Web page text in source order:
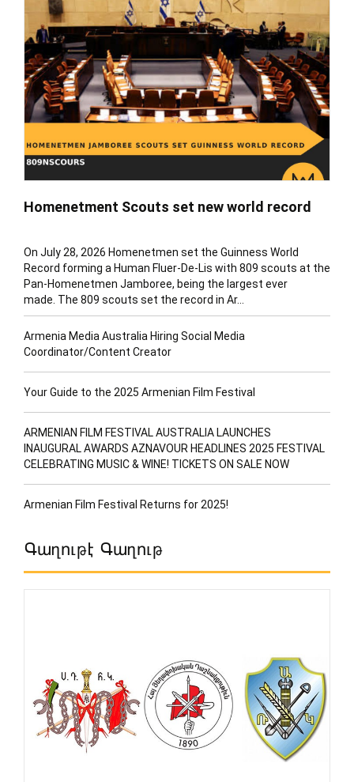
Homenetment Scouts set new world record
On July 28, 2026 Homenetmen set the Guinness World
Record forming a Human Fluer-De-Lis with 809 scouts at the
Pan-Homenetmen Jamboree, being the largest ever
made. The 809 scouts set the record in Ar...
Armenia Media Australia Hiring Social Media
Coordinator/Content Creator
Your Guide to the 2025 Armenian Film Festival
ARMENIAN FILM FESTIVAL AUSTRALIA LAUNCHES
INAUGURAL AWARDS AZNAVOUR HEADLINES 2025 FESTIVAL
CELEBRATING MUSIC & WINE! TICKETS ON SALE NOW
Armenian Film Festival Returns for 2025!
Գաղութէ Գաղութ